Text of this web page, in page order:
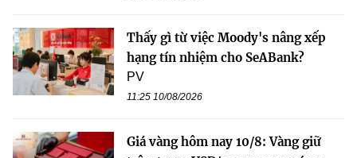
Thấy gì từ việc Moody's nâng xếp
hạng tín nhiệm cho SeABank?
PV
11:25 10/08/2026
Giá vàng hôm nay 10/8: Vàng giữ